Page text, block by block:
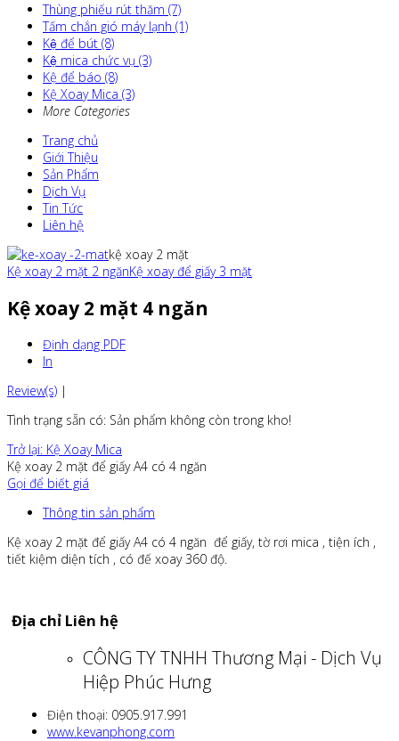
Thùng phiếu rút thăm (7)
Tấm chắn gió máy lạnh (1)
Kệ để bút (8)
Kệ mica chức vụ (3)
Kệ để báo (8)
Kệ Xoay Mica (3)
More Categories
Trang chủ
Giới Thiệu
Sản Phẩm
Dịch Vụ
Tin Tức
Liên hệ
kệ xoay 2 mặt
Kệ xoay 2 mặt 2 ngănKệ xoay để giấy 3 mặt
Kệ xoay 2 mặt 4 ngăn
Định dạng PDF
In
Review(s) |
Tình trạng sẵn có: Sản phẩm không còn trong kho!
Trở lại: Kệ Xoay Mica
Kệ xoay 2 mặt để giấy A4 có 4 ngăn
Gọi để biết giá
Thông tin sản phẩm
Kệ xoay 2 mặt để giấy A4 có 4 ngăn để giấy, tờ rơi mica , tiện ích ,
tiết kiệm diện tích , có đế xoay 360 độ.
Địa chỉ Liên hệ
CÔNG TY TNHH Thương Mại - Dịch Vụ
Hiệp Phúc Hưng
Điện thoại: 0905.917.991
www.kevanphong.com